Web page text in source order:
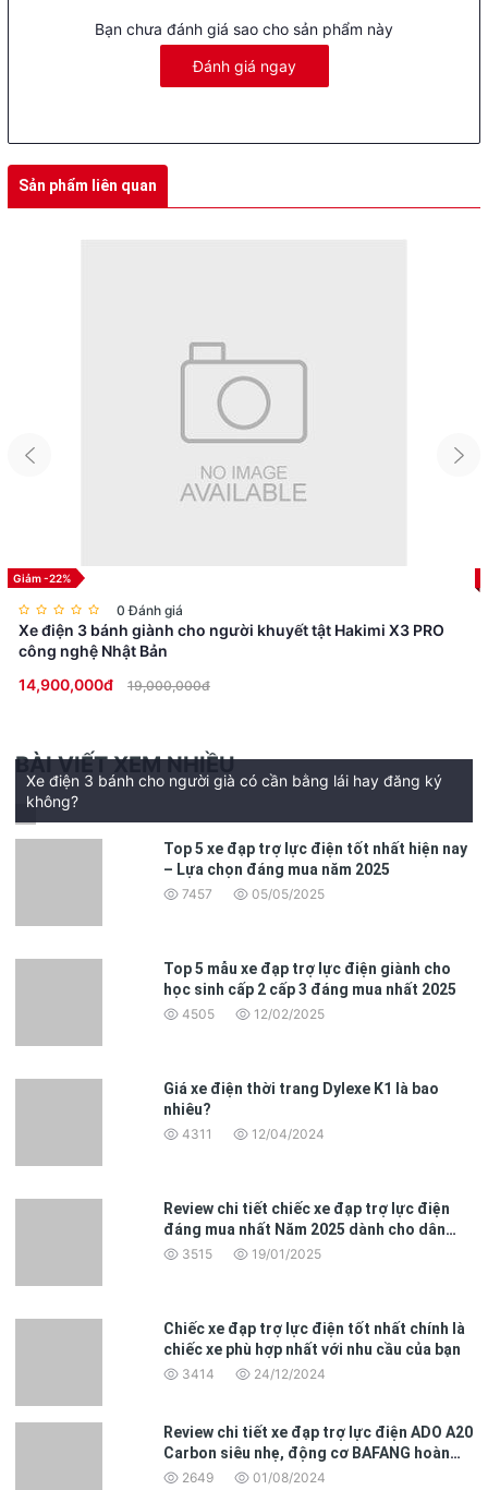
Bạn chưa đánh giá sao cho sản phẩm này
Đánh giá ngay
Sản phẩm liên quan
Giảm -22%
0 Đánh giá
Xe điện 3 bánh giành cho người khuyết tật Hakimi X3 PRO
công nghệ Nhật Bản
14,900,000đ
19,000,000đ
BÀI VIẾT XEM NHIỀU
Xe điện 3 bánh cho người già có cần bằng lái hay đăng ký
không?
Top 5 xe đạp trợ lực điện tốt nhất hiện nay
– Lựa chọn đáng mua năm 2025
7457 05/05/2025
Top 5 mẫu xe đạp trợ lực điện giành cho
học sinh cấp 2 cấp 3 đáng mua nhất 2025
4505 12/02/2025
Giá xe điện thời trang Dylexe K1 là bao
nhiêu?
4311 12/04/2024
Review chi tiết chiếc xe đạp trợ lực điện
đáng mua nhất Năm 2025 dành cho dân
văn phòng
3515 19/01/2025
Chiếc xe đạp trợ lực điện tốt nhất chính là
chiếc xe phù hợp nhất với nhu cầu của bạn
3414 24/12/2024
Review chi tiết xe đạp trợ lực điện ADO A20
Carbon siêu nhẹ, động cơ BAFANG hoàn
toàn mới
2649 01/08/2024